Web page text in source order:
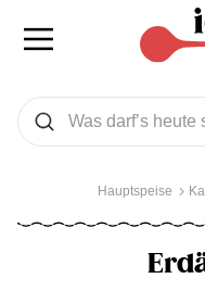
Was wollen Sie suchen
Suchen
Hauptspeise